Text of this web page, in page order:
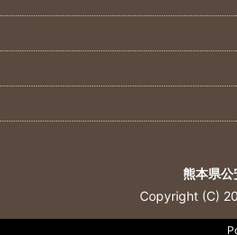
熊本県公
Copyright (C)